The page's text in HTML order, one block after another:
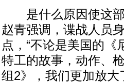
是什么原因使这部
赵青强调，谍战人员
点，“不论是美国的
特工的故事，动作、
组2》，我们更加放